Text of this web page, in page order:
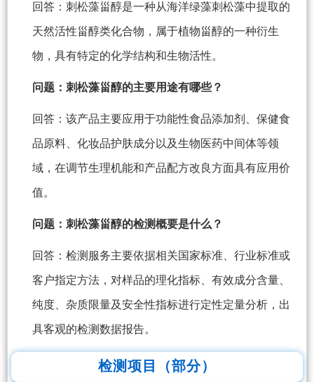
回答：刺松藻甾醇是一种从海洋绿藻刺松藻中提取的
天然活性甾醇类化合物，属于植物甾醇的一种衍生
物，具有特定的化学结构和生物活性。
问题：刺松藻甾醇的主要用途有哪些？
回答：该产品主要应用于功能性食品添加剂、保健食
品原料、化妆品护肤成分以及生物医药中间体等领
域，在调节生理机能和产品配方改良方面具有应用价
值。
问题：刺松藻甾醇的检测概要是什么？
回答：检测服务主要依据相关国家标准、行业标准或
客户指定方法，对样品的理化指标、有效成分含量、
纯度、杂质限量及安全性指标进行定性定量分析，出
具客观的检测数据报告。
检测项目（部分）